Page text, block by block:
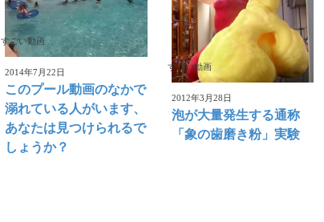
すごい動画
2014年7月22日
このプール動画のなかで
溺れている人がいます、
あなたは見つけられるで
しょうか？
すごい動画
2012年3月28日
泡が大量発生する通称
「象の歯磨き粉」実験